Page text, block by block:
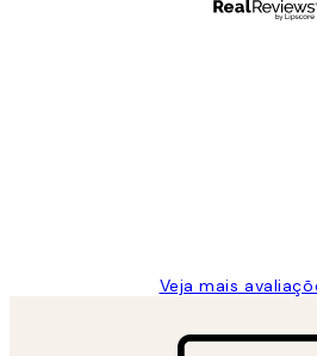
Veja mais